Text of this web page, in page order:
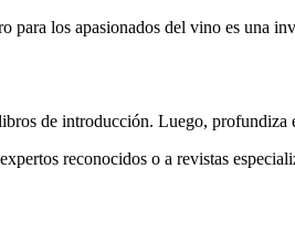
para los apasionados del vino es una
de introducción. Luego, profundiza
reconocidos o a revistas